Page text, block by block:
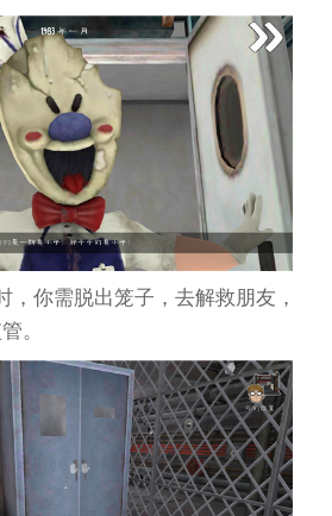
，你需脱出笼子，去解救朋友，
。